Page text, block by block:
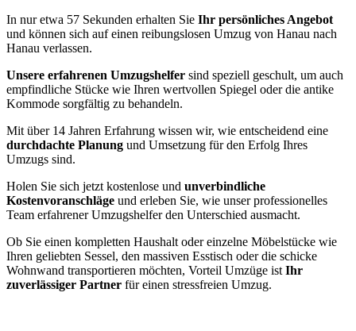
In nur etwa 57 Sekunden erhalten Sie Ihr persönliches Angebot
und können sich auf einen reibungslosen Umzug von Hanau nach
Hanau verlassen.
Unsere erfahrenen Umzugshelfer sind speziell geschult, um auch
empfindliche Stücke wie Ihren wertvollen Spiegel oder die antike
Kommode sorgfältig zu behandeln.
Mit über 14 Jahren Erfahrung wissen wir, wie entscheidend eine
durchdachte Planung und Umsetzung für den Erfolg Ihres
Umzugs sind.
Holen Sie sich jetzt kostenlose und unverbindliche
Kostenvoranschläge und erleben Sie, wie unser professionelles
Team erfahrener Umzugshelfer den Unterschied ausmacht.
Ob Sie einen kompletten Haushalt oder einzelne Möbelstücke wie
Ihren geliebten Sessel, den massiven Esstisch oder die schicke
Wohnwand transportieren möchten, Vorteil Umzüge ist Ihr
zuverlässiger Partner für einen stressfreien Umzug.